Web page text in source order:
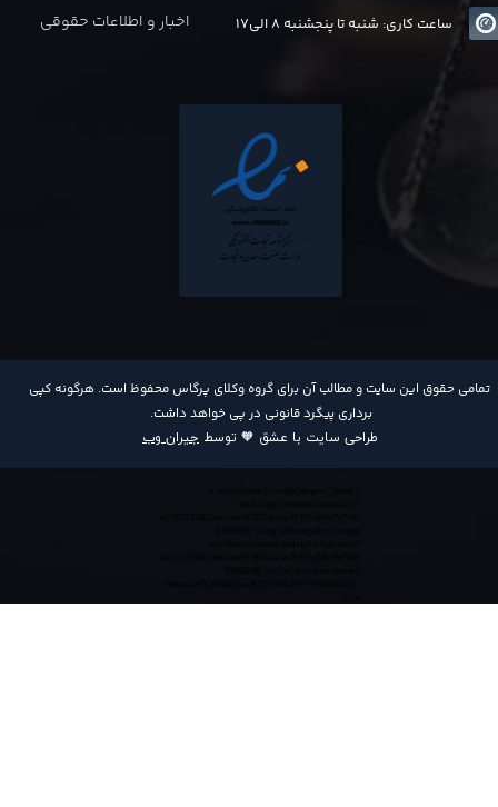
​تمامی حقوق این سایت و مطالب آن برای گروه وکلای پرگاس محفوظ است. هرگونه کپی
برداری پیگرد قانونی در پی خواهد داشت​​​​​​​.
طراحی سایت با عشق 🧡 توسط جیران وب
اخبار و اطلاعات حقوقی
ساعت کاری: شنبه تا پنجشنبه 8 الی17